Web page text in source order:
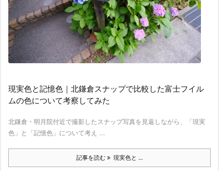
現実色と記憶色｜北鎌倉スナップで比較した富士フイル
ムの色について考察してみた
北鎌倉・明月院付近で撮影したスナップ写真を見返しながら、「現実
色」と「記憶色」について考え ...
記事を読む 現実色と ...